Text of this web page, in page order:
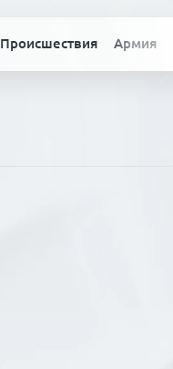
Происшествия Армия